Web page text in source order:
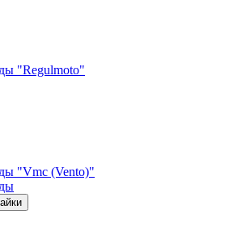
"Regulmoto"
"Vmc (Vento)"